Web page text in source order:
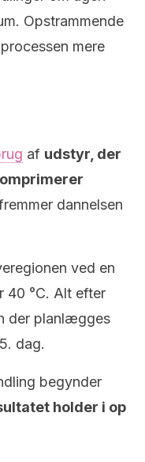
Opstrammende
mere
af udstyr, der
dannelsen
ved en
40 °C. Alt efter
der planlægges
dag.
begynder
holder i op